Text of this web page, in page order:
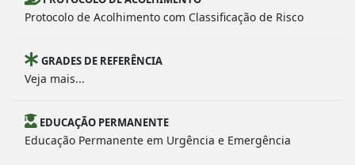
Protocolo de Acolhimento com Classificação de Risco
GRADES DE REFERÊNCIA
Veja mais...
EDUCAÇÃO PERMANENTE
Educação Permanente em Urgência e Emergência